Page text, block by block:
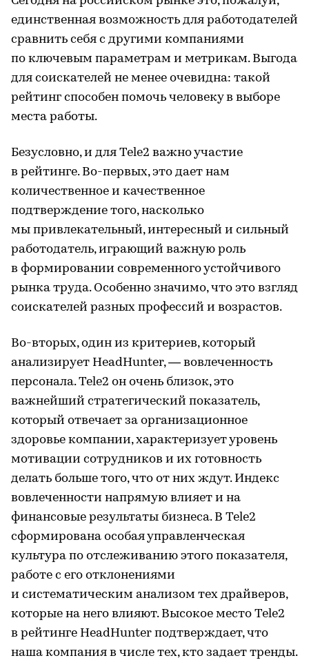
единственная возможность для работодателей
сравнить себя с другими компаниями
по ключевым параметрам и метрикам. Выгода
для соискателей не менее очевидна: такой
рейтинг способен помочь человеку в выборе
места работы.
Безусловно, и для Tele2 важно участие
в рейтинге. Во-первых, это дает нам
количественное и качественное
подтверждение того, насколько
мы привлекательный, интересный и сильный
работодатель, играющий важную роль
в формировании современного устойчивого
рынка труда. Особенно значимо, что это взгляд
соискателей разных профессий и возрастов.
Во-вторых, один из критериев, который
анализирует HeadHunter, — вовлеченность
персонала. Tele2 он очень близок, это
важнейший стратегический показатель,
который отвечает за организационное
здоровье компании, характеризует уровень
мотивации сотрудников и их готовность
делать больше того, что от них ждут. Индекс
вовлеченности напрямую влияет и на
финансовые результаты бизнеса. В Tele2
сформирована особая управленческая
культура по отслеживанию этого показателя,
работе с его отклонениями
и систематическим анализом тех драйверов,
которые на него влияют. Высокое место Tele2
в рейтинге HeadHunter подтверждает, что
наша компания в числе тех, кто задает тренды.